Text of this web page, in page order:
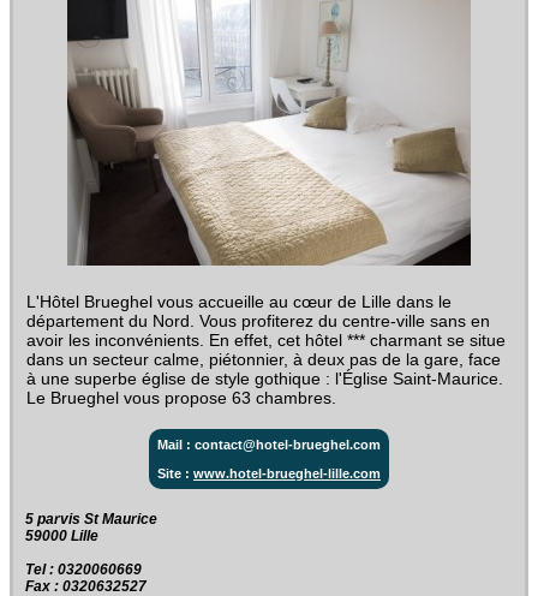
L'Hôtel Brueghel vous accueille au cœur de Lille dans le
département du Nord. Vous profiterez du centre-ville sans en
avoir les inconvénients. En effet, cet hôtel *** charmant se situe
dans un secteur calme, piétonnier, à deux pas de la gare, face
à une superbe église de style gothique : l'Église Saint-Maurice.
Le Brueghel vous propose 63 chambres.
Mail : contact@hotel-brueghel.com
Site : www.hotel-brueghel-lille.com
5 parvis St Maurice‎
59000 Lille
Tel : 0320060669
Fax : 0320632527